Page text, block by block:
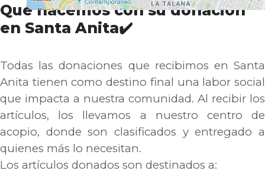
Qué hacemos con su donación
en Santa Anita✔️
Todas las donaciones que recibimos en Santa
Anita tienen como destino final una labor social
que impacta a nuestra comunidad. Al recibir los
artículos, los llevamos a nuestro centro de
acopio, donde son clasificados y entregado a
quienes más lo necesitan.
Los artículos donados son destinados a: